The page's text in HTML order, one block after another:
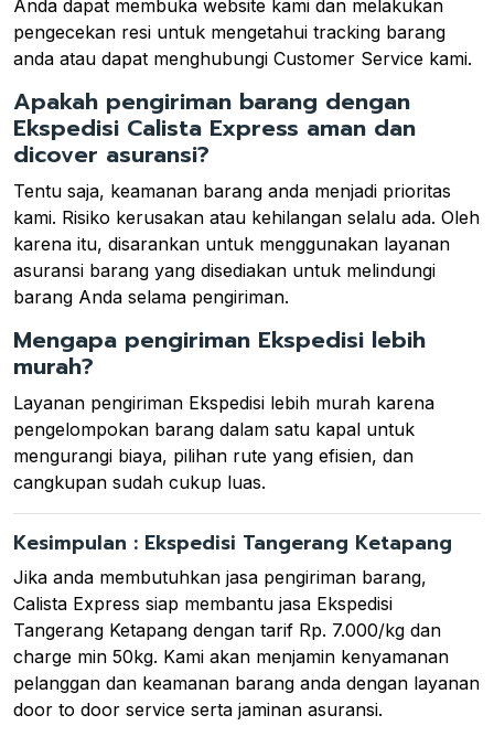
Anda dapat membuka website kami dan melakukan
pengecekan resi untuk mengetahui tracking barang
anda atau dapat menghubungi Customer Service kami.
Apakah pengiriman barang dengan
Ekspedisi Calista Express aman dan
dicover asuransi?
Tentu saja, keamanan barang anda menjadi prioritas
kami. Risiko kerusakan atau kehilangan selalu ada. Oleh
karena itu, disarankan untuk menggunakan layanan
asuransi barang yang disediakan untuk melindungi
barang Anda selama pengiriman.
Mengapa pengiriman Ekspedisi lebih
murah?
Layanan pengiriman Ekspedisi lebih murah karena
pengelompokan barang dalam satu kapal untuk
mengurangi biaya, pilihan rute yang efisien, dan
cangkupan sudah cukup luas.
Kesimpulan : Ekspedisi Tangerang Ketapang
Jika anda membutuhkan jasa pengiriman barang,
Calista Express siap membantu jasa Ekspedisi
Tangerang Ketapang dengan tarif Rp. 7.000/kg dan
charge min 50kg. Kami akan menjamin kenyamanan
pelanggan dan keamanan barang anda dengan layanan
door to door service serta jaminan asuransi.